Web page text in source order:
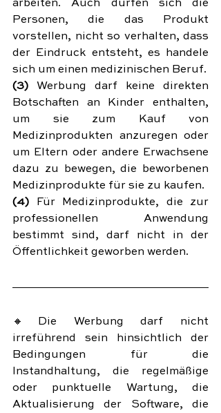
arbeiten. Auch dürfen sich die
Personen, die das Produkt
vorstellen, nicht so verhalten, dass
der Eindruck entsteht, es handele
sich um einen medizinischen Beruf.
(3) Werbung darf keine direkten
Botschaften an Kinder enthalten,
um sie zum Kauf von
Medizinprodukten anzuregen oder
um Eltern oder andere Erwachsene
dazu zu bewegen, die beworbenen
Medizinprodukte für sie zu kaufen.
(4) Für Medizinprodukte, die zur
professionellen Anwendung
bestimmt sind, darf nicht in der
Öffentlichkeit geworben werden.
🔸Die Werbung darf nicht
irreführend sein hinsichtlich der
Bedingungen für die
Instandhaltung, die regelmäßige
oder punktuelle Wartung, die
Aktualisierung der Software, die